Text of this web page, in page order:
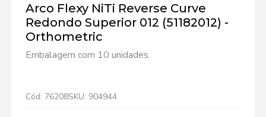
Arco Flexy NiTi Reverse Curve
Redondo Superior 012 (51182012) -
Orthometric
Embalagem com 10 unidades.
Cód: 76208SKU: 904944